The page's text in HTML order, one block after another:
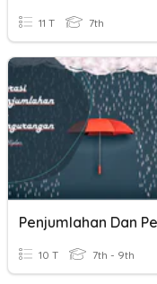
11 T 7th
10 T 7th - 9th